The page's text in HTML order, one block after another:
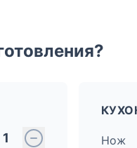
1
Нож